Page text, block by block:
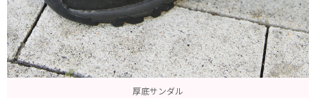
厚底サンダル